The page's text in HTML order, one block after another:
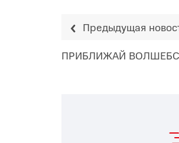
Предыдущая
ПРИБЛИЖАЙ